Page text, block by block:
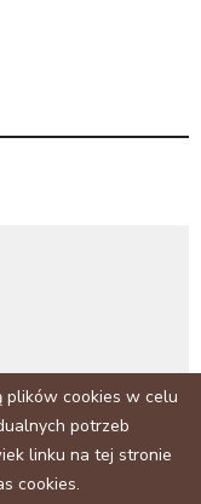
plików cookies w celu
potrzeb
linku na tej stronie
cookies.